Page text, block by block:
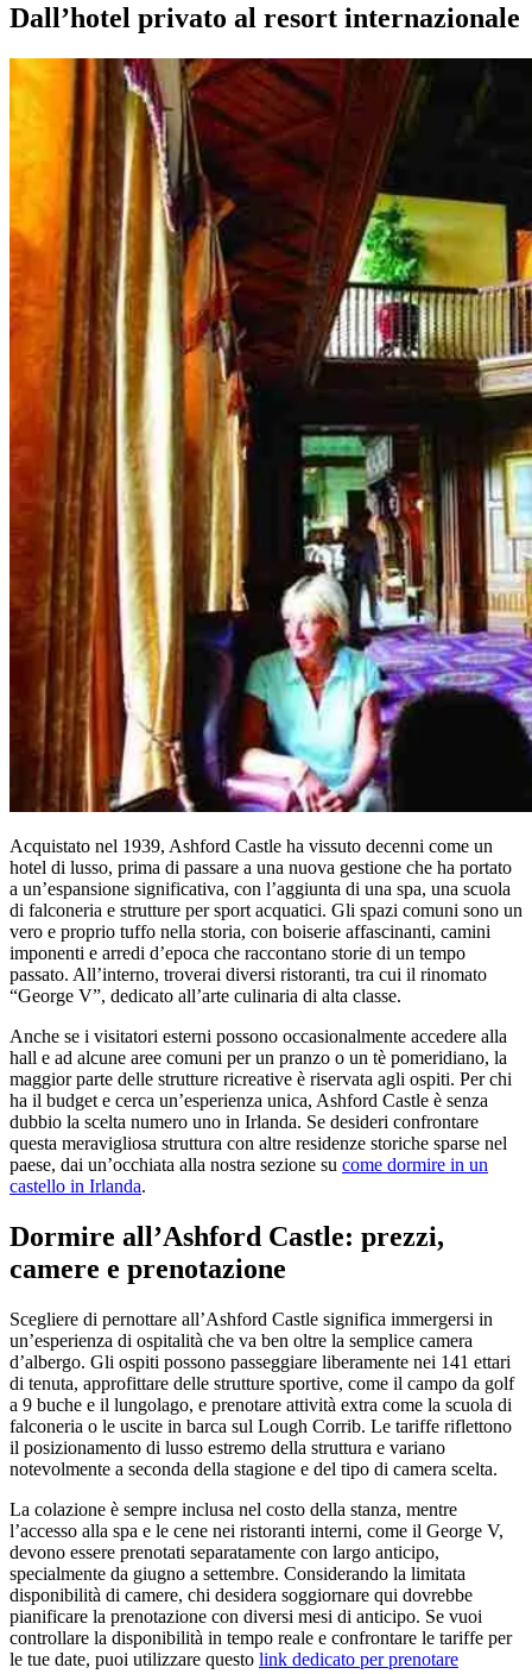
Dall’hotel privato al resort internazionale
Acquistato nel 1939, Ashford Castle ha vissuto decenni come un
hotel di lusso, prima di passare a una nuova gestione che ha portato
a un’espansione significativa, con l’aggiunta di una spa, una scuola
di falconeria e strutture per sport acquatici. Gli spazi comuni sono un
vero e proprio tuffo nella storia, con boiserie affascinanti, camini
imponenti e arredi d’epoca che raccontano storie di un tempo
passato. All’interno, troverai diversi ristoranti, tra cui il rinomato
“George V”, dedicato all’arte culinaria di alta classe.
Anche se i visitatori esterni possono occasionalmente accedere alla
hall e ad alcune aree comuni per un pranzo o un tè pomeridiano, la
maggior parte delle strutture ricreative è riservata agli ospiti. Per chi
ha il budget e cerca un’esperienza unica, Ashford Castle è senza
dubbio la scelta numero uno in Irlanda. Se desideri confrontare
questa meravigliosa struttura con altre residenze storiche sparse nel
paese, dai un’occhiata alla nostra sezione su come dormire in un
castello in Irlanda.
Dormire all’Ashford Castle: prezzi,
camere e prenotazione
Scegliere di pernottare all’Ashford Castle significa immergersi in
un’esperienza di ospitalità che va ben oltre la semplice camera
d’albergo. Gli ospiti possono passeggiare liberamente nei 141 ettari
di tenuta, approfittare delle strutture sportive, come il campo da golf
a 9 buche e il lungolago, e prenotare attività extra come la scuola di
falconeria o le uscite in barca sul Lough Corrib. Le tariffe riflettono
il posizionamento di lusso estremo della struttura e variano
notevolmente a seconda della stagione e del tipo di camera scelta.
La colazione è sempre inclusa nel costo della stanza, mentre
l’accesso alla spa e le cene nei ristoranti interni, come il George V,
devono essere prenotati separatamente con largo anticipo,
specialmente da giugno a settembre. Considerando la limitata
disponibilità di camere, chi desidera soggiornare qui dovrebbe
pianificare la prenotazione con diversi mesi di anticipo. Se vuoi
controllare la disponibilità in tempo reale e confrontare le tariffe per
le tue date, puoi utilizzare questo link dedicato per prenotare